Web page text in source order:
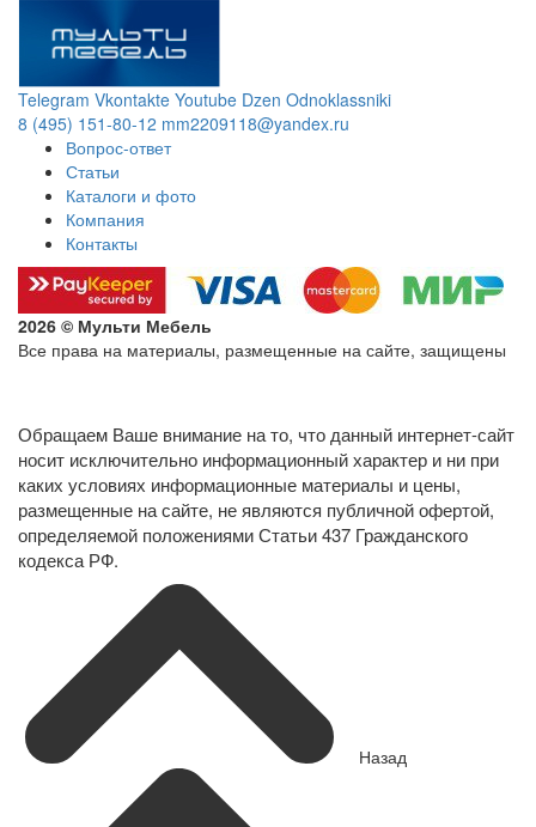
Telegram Vkontakte Youtube Dzen Odnoklassniki
8 (495) 151-80-12 mm2209118@yandex.ru
Вопрос-ответ
Статьи
Каталоги и фото
Компания
Контакты
2026 © Мульти Мебель
Все права на материалы, размещенные на сайте, защищены
Обращаем Ваше внимание на то, что данный интернет-сайт
носит исключительно информационный характер и ни при
каких условиях информационные материалы и цены,
размещенные на сайте, не являются публичной офертой,
определяемой положениями Статьи 437 Гражданского
кодекса РФ.
Назад